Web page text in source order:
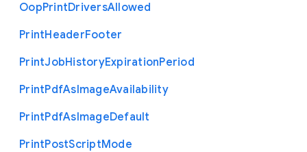
OopPrintDriversAllowed
PrintHeaderFooter
PrintJobHistoryExpirationPeriod
PrintPdfAsImageAvailability
PrintPdfAsImageDefault
PrintPostScriptMode